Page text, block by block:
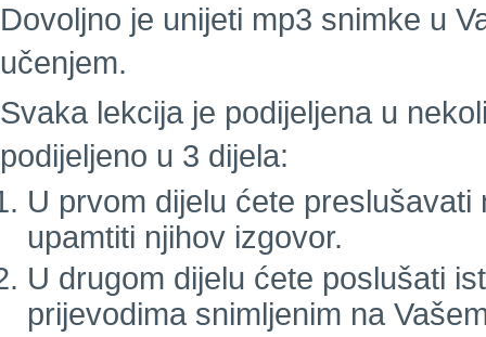
Dovoljno je unijeti mp3 snimke u
učenjem.
Svaka lekcija je podijeljena u
podijeljeno u 3 dijela:
U prvom dijelu ćete
upamtiti njihov izgovor.
U drugom dijelu ćete poslušati
prijevodima snimljenim na